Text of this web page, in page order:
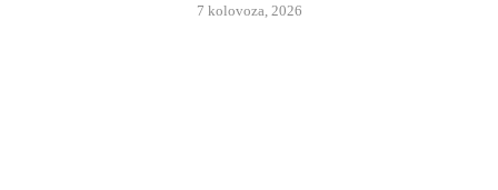
7 kolovoza, 2026